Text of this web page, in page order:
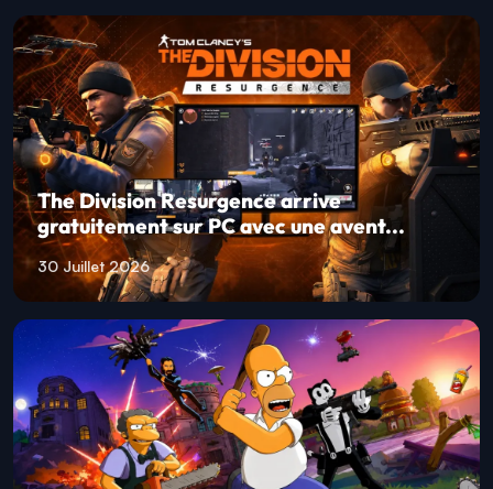
The Division Resurgence arrive
gratuitement sur PC avec une avent...
30 Juillet 2026